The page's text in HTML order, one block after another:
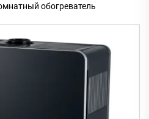
обогреватель